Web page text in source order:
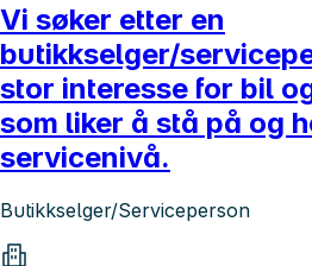
Vi søker etter en
butikkselger/
stor interesse for bil
som liker å stå på og
servicenivå.
Butikkselger/Serviceperson